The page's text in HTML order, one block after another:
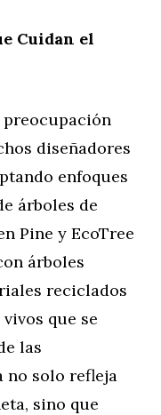
Cuidan el
preocupación
diseñadores
enfoques
árboles de
Pine y EcoTree
árboles
reciclados
que se
las
no solo refleja
sino que